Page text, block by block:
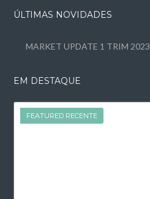
ÚLTIMAS NOVIDADES
MARKET UPDATE 1 TRIM 2023
EM DESTAQUE
FEATURED
FEATURED RECENTE